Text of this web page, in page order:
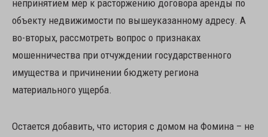
непринятием мер к расторжению договора аренды по
объекту недвижимости по вышеуказанному адресу. А
во-вторых, рассмотреть вопрос о признаках
мошенничества при отчуждении государственного
имущества и причинении бюджету региона
материального ущерба.
Остается добавить, что история с домом на Фомина – не